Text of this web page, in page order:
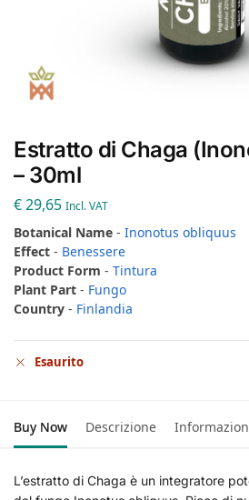
Estratto di Chaga
– 30ml
€29,65 Incl. VAT
Botanical Name - Inonotus obliquus
Effect - Benessere
Product Form - Tintura
Plant Part - Fungo
Country - Finlandia
Esaurito
Buy Now Descrizione
L’estratto di Chaga è un integratore